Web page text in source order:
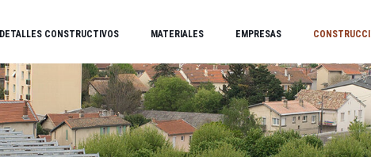
DETALLES CONSTRUCTIVOS MATERIALES EMPRESAS